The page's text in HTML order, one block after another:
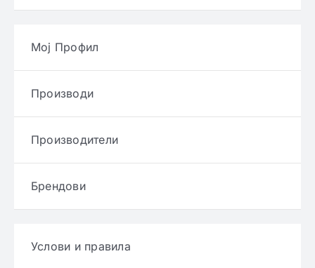
Мој Профил
Производи
Производители
Брендови
Услови и правила